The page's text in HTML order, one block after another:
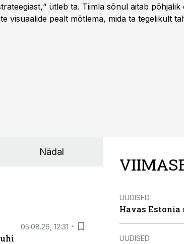
ütleb ta. Tiimla sõnul aitab
visuaalide pealt mõtlema, mida ta tegelikult
Nädal
05.08.26, 12:31
UUDISED
Havas Estonia
UUDISED